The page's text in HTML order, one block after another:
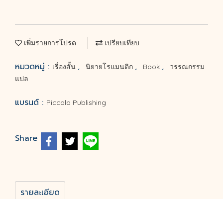
เพิ่มรายการโปรด เปรียบเทียบ
หมวดหมู่ : เรื่องสั้น , นิยายโรแมนติก , Book ,
วรรณกรรม
แปล
แบรนด์ : Piccolo Publishing
Share
รายละเอียด